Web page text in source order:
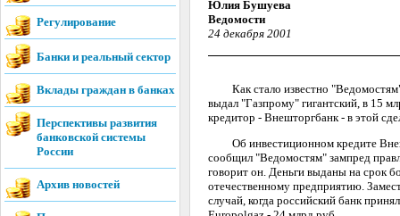
Регулирование
Банки и реальный сектор
Вклады граждан в банках
Перспективы развития
банковской системы
России
Архив новостей
Юлия Бушуева
Ведомости
24 декабря 2001
Как стало известно "Ведомостям",
выдал "Газпрому" гигантский, в 15
кредитор - Внешторгбанк - в этой
Об инвестиционном кредите
сообщил "Ведомостям" зампред
говорит он. Деньги выданы на срок
отечественному предприятию.
случай, когда российский банк